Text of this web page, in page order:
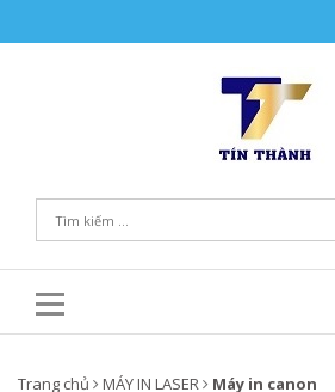
Trang chủ MÁY IN LASER Máy in canon